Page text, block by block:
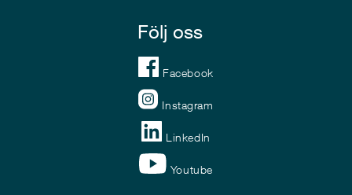
Följ oss
Facebook
Instagram
LinkedIn
Youtube